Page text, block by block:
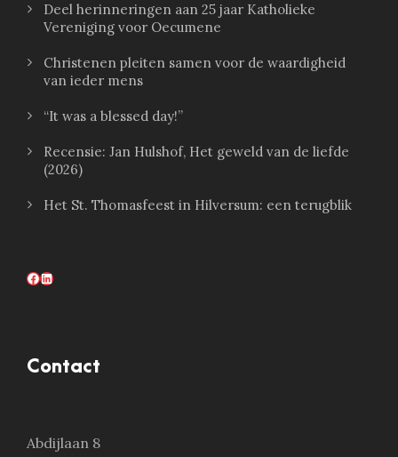
Deel herinneringen aan 25 jaar Katholieke
Vereniging voor Oecumene
Christenen pleiten samen voor de waardigheid
van ieder mens
“It was a blessed day!”
Recensie: Jan Hulshof, Het geweld van de liefde
(2026)
Het St. Thomasfeest in Hilversum: een terugblik
Facebook LinkedIn
Contact
Abdijlaan 8